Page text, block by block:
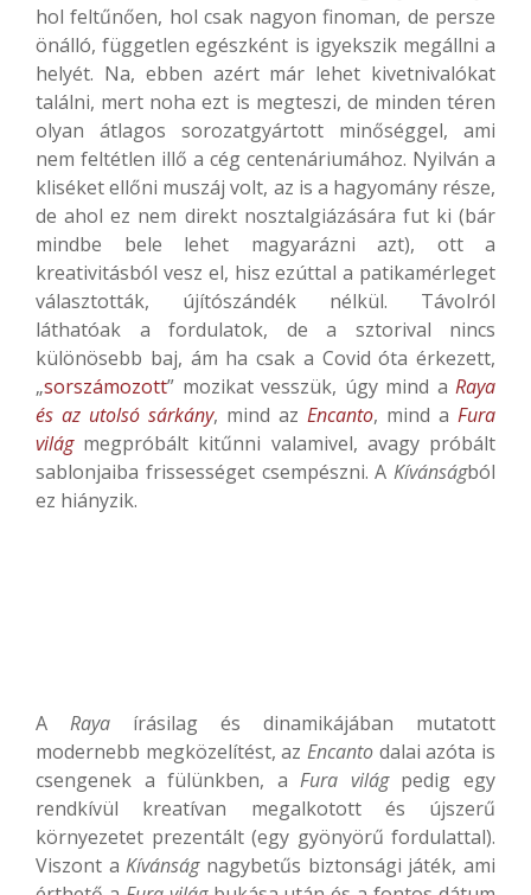
hol feltűnően, hol csak nagyon finoman, de persze
önálló, független egészként is igyekszik megállni a
helyét. Na, ebben azért már lehet kivetnivalókat
találni, mert noha ezt is megteszi, de minden téren
olyan átlagos sorozatgyártott minőséggel, ami
nem feltétlen illő a cég centenáriumához. Nyilván a
kliséket ellőni muszáj volt, az is a hagyomány része,
de ahol ez nem direkt nosztalgiázására fut ki (bár
mindbe bele lehet magyarázni azt), ott a
kreativitásból vesz el, hisz ezúttal a patikamérleget
választották, újítószándék nélkül. Távolról
láthatóak a fordulatok, de a sztorival nincs
különösebb baj, ám ha csak a Covid óta érkezett,
„sorszámozott” mozikat vesszük, úgy mind a Raya
és az utolsó sárkány, mind az Encanto, mind a Fura
világmegpróbált kitűnni valamivel, avagy próbált
sablonjaiba frissességet csempészni. A Kívánságból
ez hiányzik.
A Raya írásilag és dinamikájában mutatott
modernebb megközelítést, az Encanto dalai azóta is
csengenek a fülünkben, aFura világpedig egy
rendkívül kreatívan megalkotott és újszerű
környezetet prezentált (egy gyönyörű fordulattal).
Viszont aKívánságnagybetűs biztonsági játék, ami